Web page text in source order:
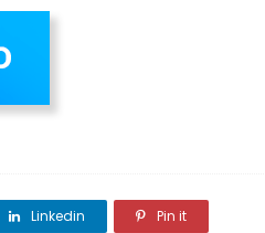
Linkedin Pin it